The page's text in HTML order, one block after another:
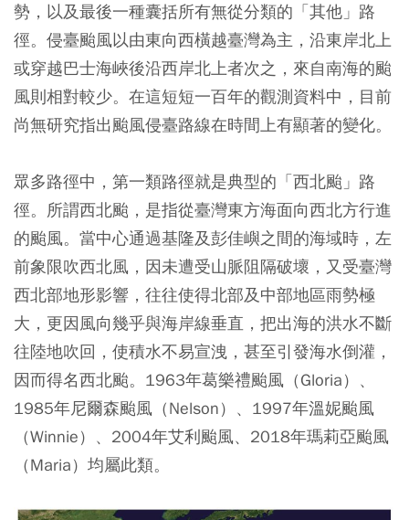
勢，以及最後一種囊括所有無從分類的「其他」路
徑。 侵臺颱風以由東向西橫越臺灣為主，沿東岸北上
或穿越巴士海峽後沿西岸北上者次之，來自南海的颱
風則相對較少。 在這短短一百年的觀測資料中，目前
尚無研究指出颱風侵臺路線在時間上有顯著的變化。
眾多路徑中， 第一類路徑就是典型的「西北颱」路
徑。所謂西北颱，是指從臺灣東方海面向西北方行進
的颱風。 當中心通過基隆及彭佳嶼之間的海域時，左
前象限吹西北風，因未遭受山脈阻隔破壞，又受臺灣
西北部地形影響， 往往使得北部及中部地區雨勢極
大，更因風向幾乎與海岸線垂直，把出海的洪水不斷
往陸地吹回，使積水不易宣洩，甚至引發海水倒灌，
因而得名西北颱。1963年葛樂禮颱風（Gloria）、
1985年尼爾森颱風（Nelson）、1997年溫妮颱風
（Winnie）、2004年艾利颱風、2018年瑪莉亞颱風
（Maria）均屬此類。